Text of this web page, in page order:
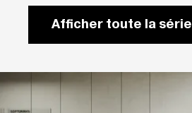
Afficher toute la série